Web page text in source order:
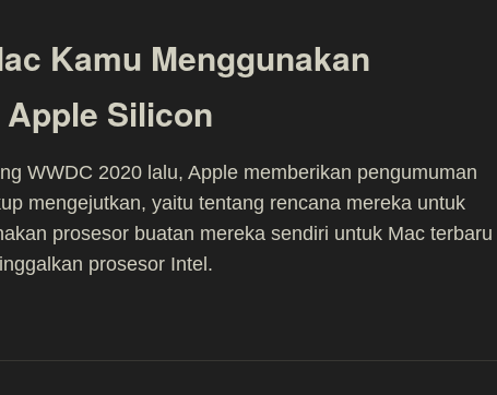
Kamu Menggunakan
Silicon
WWDC 2020 lalu, Apple memberikan pengumuman
mengejutkan, yaitu tentang rencana mereka untuk
prosesor buatan mereka sendiri untuk Mac terbaru
prosesor Intel.